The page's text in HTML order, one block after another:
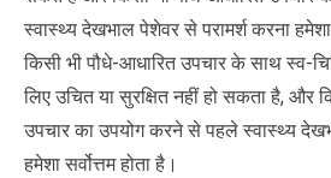
स्वास्थ्य देखभाल पेशेवर से परामर्श करना
किसी भी पौधे-आधारित उपचार के साथ स्व-
लिए उचित या सुरक्षित नहीं हो सकता है, और
उपचार का उपयोग करने से पहले स्वास्थ्य
हमेशा सर्वोत्तम होता है।